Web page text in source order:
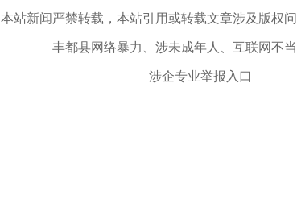
本站新闻严禁转载，本站引用或转载文章涉及版权
丰都县网络暴力、涉未成年人、互联网不
涉企专业举报入口